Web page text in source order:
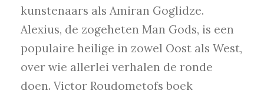
kunstenaars als Amiran Goglidze.
Alexius, de zogeheten Man Gods, is een
populaire heilige in zowel Oost als West,
over wie allerlei verhalen de ronde
doen. Victor Roudometofs boek